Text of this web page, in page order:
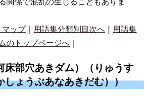
関係で混乱の生じることもありま
マップ｜ 用語集分類別目次へ
用語集
のトップページへ
床部穴あきダム）（りゅうす
しょうぶあなあきだむ））